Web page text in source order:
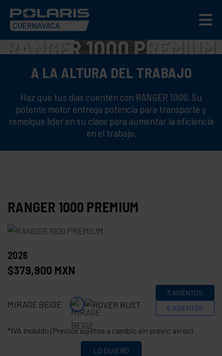
RANGER 1000 PREMIUM
EL VERDADERO "CABALLO DE
A LA ALTURA DEL TRABAJO
Haz que tus días cuenten con RANGER 1000. Su
potente motor entrega potencia para transporte y
remolque líder en su clase para aumentar la eficiencia
en el trabajo.
RANGER 1000 PREMIUM
2026
$379,900 MXN
MIRAGE BEIGE
3 ASIENTOS
6 ASIENTOS
*IVA Incluido (Precios sujetos a cambio sin previo aviso)
LO QUIERO